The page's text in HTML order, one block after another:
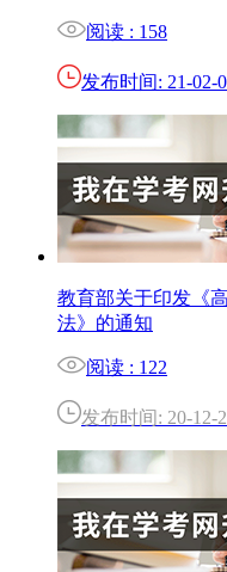
阅读 : 158
发布时间: 21-02-
教育部关于印发《
法》的通知
阅读 : 122
发布时间: 20-12-